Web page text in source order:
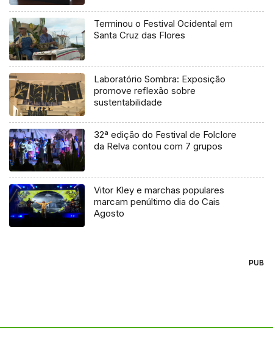
Terminou o Festival Ocidental em
Santa Cruz das Flores
Laboratório Sombra: Exposição
promove reflexão sobre
sustentabilidade
32ª edição do Festival de Folclore
da Relva contou com 7 grupos
Vitor Kley e marchas populares
marcam penúltimo dia do Cais
Agosto
PUB